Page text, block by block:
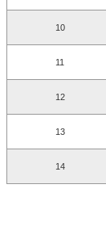
10
11
12
13
14